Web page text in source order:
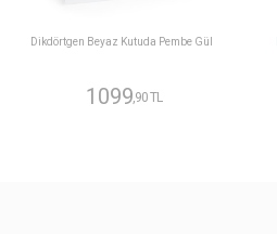
Dikdörtgen Beyaz Kutuda Pembe Gül
1099,90 TL